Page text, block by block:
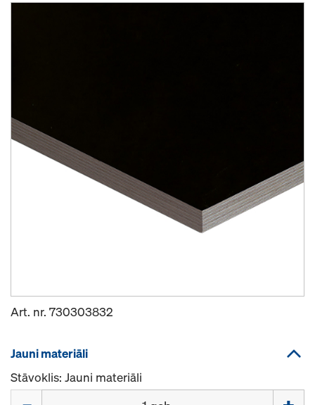
Art. nr. 730303832
Jauni materiāli
Stāvoklis: Jauni materiāli